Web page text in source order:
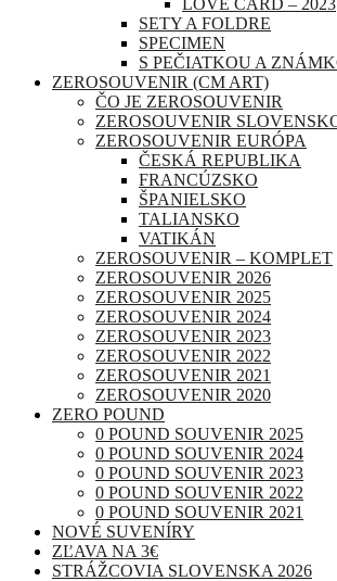
LOVE CARD – 2023
SETY A FOLDRE
SPECIMEN
S PEČIATKOU A
ZEROSOUVENIR (CM ART)
ČO JE ZEROSOUVENIR
ZEROSOUVENIR
ZEROSOUVENIR EURÓPA
ČESKÁ REPUBLIKA
FRANCÚZSKO
ŠPANIELSKO
TALIANSKO
VATIKÁN
ZEROSOUVENIR – KOMPLET
ZEROSOUVENIR 2026
ZEROSOUVENIR 2025
ZEROSOUVENIR 2024
ZEROSOUVENIR 2023
ZEROSOUVENIR 2022
ZEROSOUVENIR 2021
ZEROSOUVENIR 2020
ZERO POUND
0 POUND SOUVENIR 2025
0 POUND SOUVENIR 2024
0 POUND SOUVENIR 2023
0 POUND SOUVENIR 2022
0 POUND SOUVENIR 2021
NOVÉ SUVENÍRY
ZĽAVA NA 3€
STRÁŽCOVIA SLOVENSKA 2026